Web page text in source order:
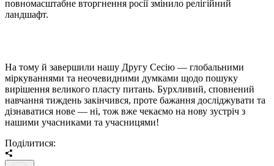
повномасштабне вторгнення росії змінило релігійний
ландшафт.
На тому й завершили нашу Другу Сесію — глобальними
міркуваннями та неочевидними думками щодо пошуку
вирішення великого пласту питань. Бурхливий, сповнений
навчання тиждень закінчився, проте бажання досліджувати та
дізнаватися нове — ні, тож вже чекаємо на нову зустріч з
нашими учасниками та учасницями!
Поділитися: